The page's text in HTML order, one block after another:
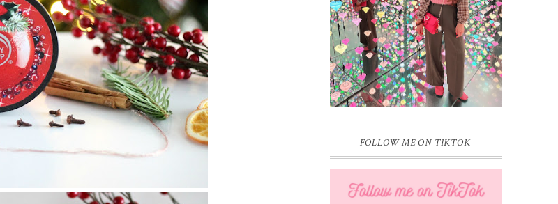
Vandaag is het weer zo’n moment waarop
ik even bewust op de pauzeknop duw, want
Sprinkles on a Cupcake bestaat 16 jaar.
Zestien. Dat blijft ...
FOLLOW ME ON TIKTOK